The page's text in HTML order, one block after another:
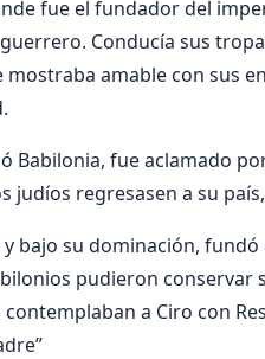
fue el fundador del
Conducía sus
mostraba amable con sus
Babilonia, fue aclamado
judíos regresasen a su
y bajo su dominación,
pudieron conservar
a Ciro con